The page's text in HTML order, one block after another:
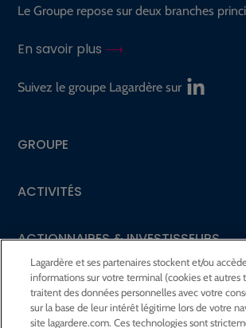
Le Groupe repose sur deux branches
En savoir plus
Suivez le groupe Lagardère sur
GROUPE
ACTIVITÉS
ACTIONNAIRES &INVESTISSEURS
LA RSECHEZ LAGARDÈRE
Lagardère et ses partenaires stockent et/ou
informations sur votre terminal (cookies et autres
traitent des données personnelles avec votre
sur la base de leur intérêt légitime lors de votre
site lagardere.com. Ces technologies sont